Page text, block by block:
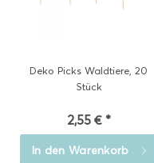
Deko Picks Waldtiere, 20
Stück
2,55 € *
In den Warenkorb